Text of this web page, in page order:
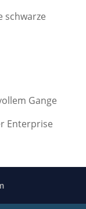
schwarze
Gange
Enterprise